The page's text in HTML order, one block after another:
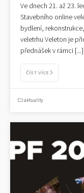
Ve dnech 21. až 23.
Stavebního online
bydlení,
veletrhu Veleton je
přednášek v rámci [...]
ČÍST VÍCE
aktuality